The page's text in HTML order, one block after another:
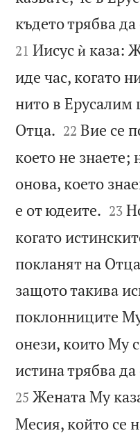
където трябва
21 Иисус ѝ каза:
иде час, когато
нито в Ерусалим
Отца. 

22 Вие се
което не знаете;
онова, което
е от юдеите. 

23
когато
покланят на
защото такива
поклонниците
онези, които Му
истина трябва
25 Жената Му
Месия, който се